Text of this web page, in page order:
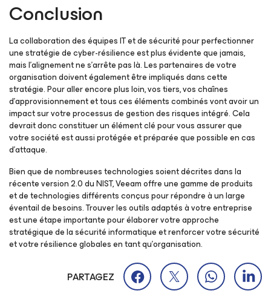
Conclusion
La collaboration des équipes IT et de sécurité pour perfectionner
une stratégie de cyber-résilience est plus évidente que jamais,
mais l’alignement ne s’arrête pas là. Les partenaires de votre
organisation doivent également être impliqués dans cette
stratégie. Pour aller encore plus loin, vos tiers, vos chaînes
d’approvisionnement et tous ces éléments combinés vont avoir un
impact sur votre processus de gestion des risques intégré. Cela
devrait donc constituer un élément clé pour vous assurer que
votre société est aussi protégée et préparée que possible en cas
d’attaque.
Bien que de nombreuses technologies soient décrites dans la
récente version 2.0 du NIST, Veeam offre une gamme de produits
et de technologies différents conçus pour répondre à un large
éventail de besoins. Trouver les outils adaptés à votre entreprise
est une étape importante pour élaborer votre approche
stratégique de la sécurité informatique et renforcer votre sécurité
et votre résilience globales en tant qu’organisation.
PARTAGEZ